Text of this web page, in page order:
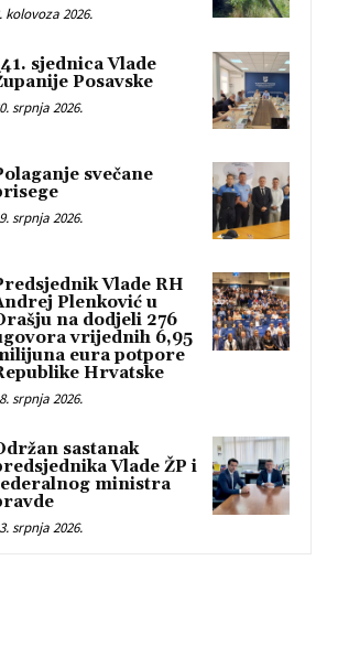
kolovoza 2026.
sjednica Vlade
Posavske
srpnja 2026.
svečane
srpnja 2026.
Vlade RH
Plenković u
na dodjeli 276
vrijednih 6,95
eura potpore
Hrvatske
srpnja 2026.
sastanak
Vlade ŽP i
ministra
srpnja 2026.